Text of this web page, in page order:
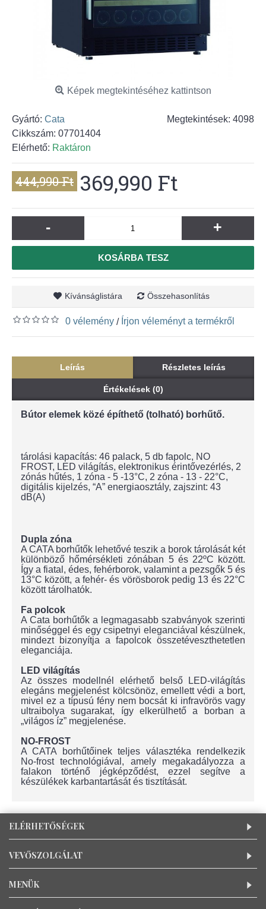
Képek megtekintéséhez kattintson
Megtekintések: 4098
Gyártó: Cata
Cikkszám: 07701404
Elérhető: Raktáron
444,990 Ft 369,990 Ft
- +
KOSÁRBA TESZ
Kívánságlistára Összehasonlítás
0 vélemény / Írjon véleményt a termékről
Leírás Részletes leírás
Értékelések (0)
Bútor elemek közé építhető (tolható) borhűtő.
tárolási kapacítás: 46 palack, 5 db fapolc, NO
FROST, LED világítás, elektronikus érintővezérlés, 2
zónás hűtés, 1 zóna - 5 -13°C, 2 zóna - 13 - 22°C,
digitális kijelzés, “A” energiaosztály, zajszint: 43
dB(A)
Dupla zóna
A CATA borhűtők lehetővé teszik a borok tárolását két
különböző hőmérsékleti zónában 5 és 22ºC között.
Így a fiatal, édes, fehérborok, valamint a pezsgők 5 és
13°C között, a fehér- és vörösborok pedig 13 és 22°C
között tárolhatók.
Fa polcok
A Cata borhűtők a legmagasabb szabványok szerinti
minőséggel és egy csipetnyi eleganciával készülnek,
mindezt bizonyítja a fapolcok összetéveszthetetlen
eleganciája.
LED világítás
Az összes modellnél elérhető belső LED-világítás
elegáns megjelenést kölcsönöz, emellett védi a bort,
mivel ez a típusú fény nem bocsát ki infravörös vagy
ultraibolya sugarakat, így elkerülhető a borban a
„világos íz” megjelenése.
NO-FROST
A CATA borhűtőinek teljes választéka rendelkezik
No-frost technológiával, amely megakadályozza a
falakon történő jégképződést, ezzel segítve a
készülékek karbantartását és tisztítását.
ELÉRHETŐSÉGEK
VEVŐSZOLGÁLAT
MENÜK